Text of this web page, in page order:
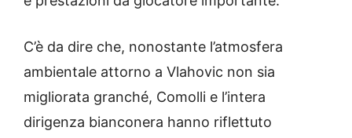
C’è da dire che, nonostante l’atmosfera
ambientale attorno a Vlahovic non sia
migliorata granché, Comolli e l’intera
dirigenza bianconera hanno riflettuto